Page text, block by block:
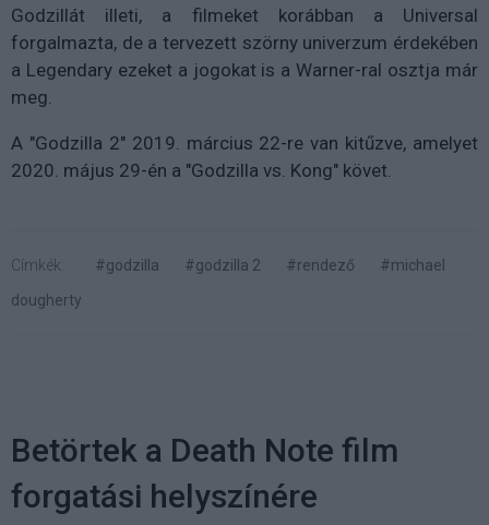
Godzillát illeti, a filmeket korábban a Universal
forgalmazta, de a tervezett szörny univerzum érdekében
a Legendary ezeket a jogokat is a Warner-ral osztja már
meg.
A "Godzilla 2" 2019. március 22-re van kitűzve, amelyet
2020. május 29-én a "Godzilla vs. Kong" követ.
Címkék: #godzilla #godzilla 2 #rendező
#michael
dougherty
Betörtek a Death Note film
forgatási helyszínére